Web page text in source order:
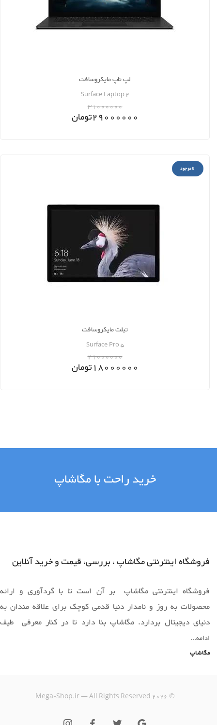
لپ تاپ مایکروسافت
Surface Laptop 4
31000000
29000000تومان
ناموجود
تبلت مایکروسافت
Surface Pro 5
21000000
18000000تومان
خرید راحت با مگاشاپ
فروشگاه اینترنتی مگاشاپ ، بررسی، قیمت و خرید آنلاین
فروشگاه اینترنتی مگاشاپ بر آن است تا با گردآوری و ارائه
محصولات به روز و نامدار دنیا قدمی کوچک برای علاقه مندان به
دنیای دیجیتال بردارد. مگاشاپ بنا دارد تا در کنار معرفی طیف
وسیعی از محصولات به روز دنیا ،فضایی را برای خرید آسان و ارائه
محصولات قابل عرضه دراختیار همه همراهان خود قرار دهد.
کالاهایی متنوع، باکیفیت و دارای قیمت مناسب را در مدت زمان ی
کوتاه به دست مشتریان خود برساند؛ ویژگی‌هایی که فروشگاه
ادامه...
مگاشاپ
©
2026